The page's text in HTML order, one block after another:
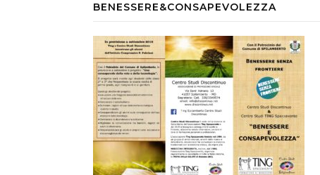
BENESSERE&CONSAPEVOLEZZA